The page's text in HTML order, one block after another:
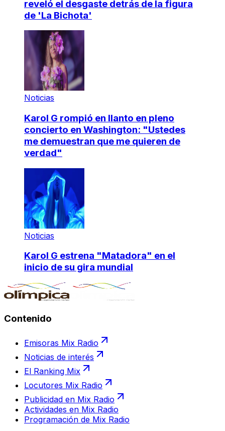
reveló el desgaste detrás de la figura
de 'La Bichota'
Noticias
Karol G rompió en llanto en pleno
concierto en Washington: "Ustedes
me demuestran que me quieren de
verdad"
Noticias
Karol G estrena "Matadora" en el
inicio de su gira mundial
Contenido
Emisoras Mix Radio
Noticias de interés
El Ranking Mix
Locutores Mix Radio
Publicidad en Mix Radio
Actividades en Mix Radio
Programación de Mix Radio